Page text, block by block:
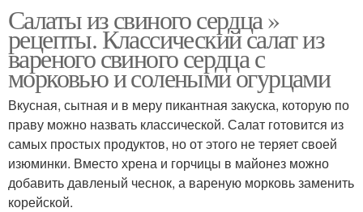
Салаты из свиного сердца »
рецепты. Классический салат из
вареного свиного сердца с
морковью и солеными огурцами
Вкусная, сытная и в меру пикантная закуска, которую по
праву можно назвать классической. Салат готовится из
самых простых продуктов, но от этого не теряет своей
изюминки. Вместо хрена и горчицы в майонез можно
добавить давленый чеснок, а вареную морковь заменить
корейской.